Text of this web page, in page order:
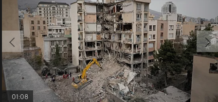
01:08